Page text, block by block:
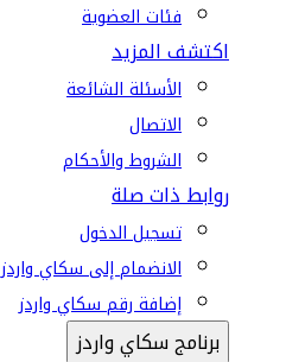
فئات العضوية
اكتشف المزيد
الأسئلة الشائعة
الاتصال
الشروط والأحكام
روابط ذات صلة
تسجيل الدخول
الانضمام إلى سكاي واردز
إضافة رقم سكاي واردز
برنامج سكاي واردز